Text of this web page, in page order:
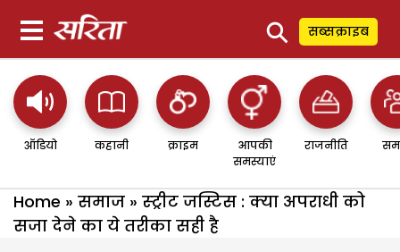
⚲ सब्सक्राइब
ऑडियो कहानी क्राइम
आपकी
समस्याएं
राजनीति
Home » समाज » स्ट्रीट जस्टिस : क्या अपराधी को
सजा देने का ये तरीका सही है